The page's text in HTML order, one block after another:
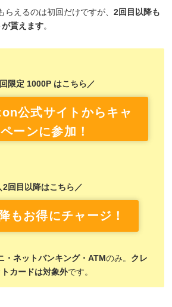
らえるのは初回だけですが、 2回目以降も
貰えます。
限定 1000P はこちら／
公式サイトからキャ
ーンに参加！
2回目以降はこちら／
もお得にチャージ！
・ネットバンキング・ATMのみ。 クレ
トカードは対象外です。